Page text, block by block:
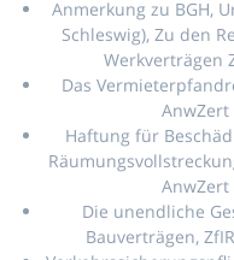
Anmerkung zu BGH,
Schleswig), Zu den
Werkverträgen
Das
AnwZert
Haftung für
AnwZert
Die unendliche
Bauverträgen,